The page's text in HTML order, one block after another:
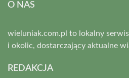
O NAS
wieluniak.com.pl to lokalny
i okolic, dostarczający aktualne
REDAKCJA